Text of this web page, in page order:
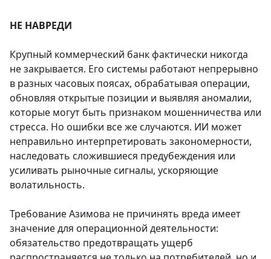
НЕ НАВРЕДИ
Крупный коммерческий банк фактически никогда
не закрывается. Его системы работают непрерывно
в разных часовых поясах, обрабатывая операции,
обновляя открытые позиции и выявляя аномалии,
которые могут быть признаком мошенничества или
стресса. Но ошибки все же случаются. ИИ может
неправильно интерпретировать закономерности,
наследовать сложившиеся предубеждения или
усиливать рыночные сигналы, ускоряющие
волатильность.
Требование Азимова не причинять вреда имеет
значение для операционной деятельности:
обязательство предотвращать ущерб